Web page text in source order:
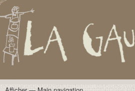
contenu
principal
User
account
menu